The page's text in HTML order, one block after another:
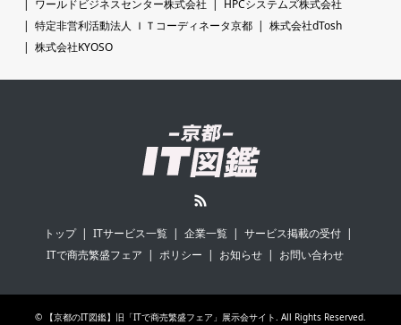
ワールドビジネスセンター株式会社
HPCシステムズ株式会社
特定非営利活動法人 ＩＴコーディネータ京都
株式会社dTosh
株式会社KYOSO
トップ ITサービス一覧 企業一覧
サービス掲載の受付
ITで商売繁盛フェア
ポリシー お知らせ お問い合わせ
© 【京都のIT図鑑】旧「ITで商売繁盛フェア」展示会サイト. All Rights Reserved.